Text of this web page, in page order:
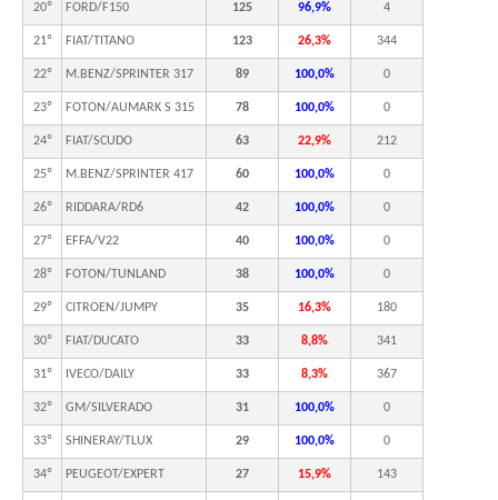
20º FORD/F150 125 96,9% 4
21º FIAT/TITANO 123 26,3% 344
22º M.BENZ/SPRINTER 317 89 100,0% 0
23º FOTON/AUMARK S 315 78 100,0% 0
24º FIAT/SCUDO 63 22,9% 212
25º M.BENZ/SPRINTER 417 60 100,0% 0
26º RIDDARA/RD6 42 100,0% 0
27º EFFA/V22 40 100,0% 0
28º FOTON/TUNLAND 38 100,0% 0
29º CITROEN/JUMPY 35 16,3% 180
30º FIAT/DUCATO 33 8,8% 341
31º IVECO/DAILY 33 8,3% 367
32º GM/SILVERADO 31 100,0% 0
33º SHINERAY/TLUX 29 100,0% 0
34º PEUGEOT/EXPERT 27 15,9% 143